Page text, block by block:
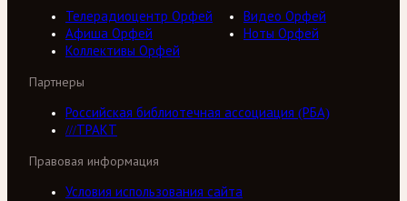
Телерадиоцентр Орфей
Видео Орфей
Афиша Орфей
Ноты Орфей
Коллективы Орфей
Партнеры
Российская библиотечная ассоциация (РБА)
///ТРАКТ
Правовая информация
Условия использования сайта